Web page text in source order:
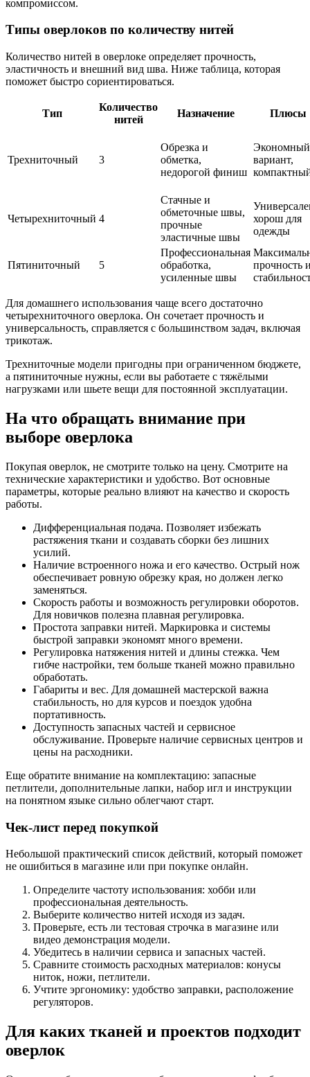
компромиссом.
Типы оверлоков по количеству нитей
Количество нитей в оверлоке определяет прочность,
эластичность и внешний вид шва. Ниже таблица, которая
поможет быстро сориентироваться.
Тип
Количество
нитей
Назначение Плюсы
Трехниточный 3
Обрезка и
обметка,
недорогой финиш
Экономный
вариант,
Четырехниточный 4
Стачные и
обметочные швы,
прочные
эластичные швы
хорош для
одежды
Пятиниточный 5
Профессиональная
обработка,
усиленные швы
прочность
Для домашнего использования чаще всего достаточно
четырехниточного оверлока. Он сочетает прочность и
универсальность, справляется с большинством задач, включая
трикотаж.
Трехниточные модели пригодны при ограниченном бюджете,
а пятиниточные нужны, если вы работаете с тяжёлыми
нагрузками или шьете вещи для постоянной эксплуатации.
На что обращать внимание при
выборе оверлока
Покупая оверлок, не смотрите только на цену. Смотрите на
технические характеристики и удобство. Вот основные
параметры, которые реально влияют на качество и скорость
работы.
Дифференциальная подача. Позволяет избежать
растяжения ткани и создавать сборки без лишних
усилий.
Наличие встроенного ножа и его качество. Острый нож
обеспечивает ровную обрезку края, но должен легко
заменяться.
Скорость работы и возможность регулировки оборотов.
Для новичков полезна плавная регулировка.
Простота заправки нитей. Маркировка и системы
быстрой заправки экономят много времени.
Регулировка натяжения нитей и длины стежка. Чем
гибче настройки, тем больше тканей можно правильно
обработать.
Габариты и вес. Для домашней мастерской важна
стабильность, но для курсов и поездок удобна
портативность.
Доступность запасных частей и сервисное
обслуживание. Проверьте наличие сервисных центров и
цены на расходники.
Еще обратите внимание на комплектацию: запасные
петлители, дополнительные лапки, набор игл и инструкции
на понятном языке сильно облегчают старт.
Чек-лист перед покупкой
Небольшой практический список действий, который поможет
не ошибиться в магазине или при покупке онлайн.
Определите частоту использования: хобби или
профессиональная деятельность.
Выберите количество нитей исходя из задач.
Проверьте, есть ли тестовая строчка в магазине или
видео демонстрация модели.
Убедитесь в наличии сервиса и запасных частей.
Сравните стоимость расходных материалов: конусы
ниток, ножи, петлители.
Учтите эргономику: удобство заправки, расположение
регуляторов.
Для каких тканей и проектов подходит
оверлок